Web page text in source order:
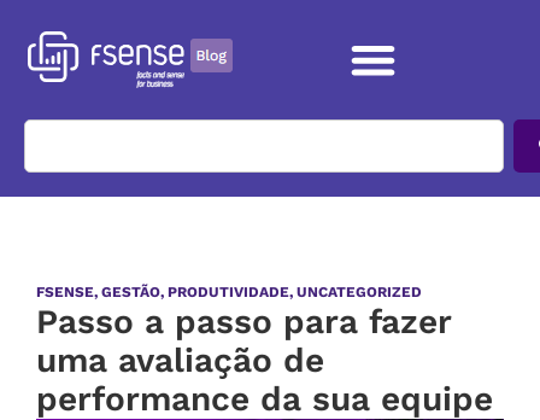
FSENSE, GESTÃO, PRODUTIVIDADE, UNCATEGORIZED
Passo a passo para fazer
uma avaliação de
performance da sua equipe